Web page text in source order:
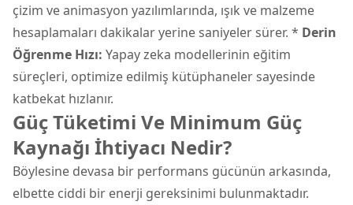
çizim ve animasyon yazılımlarında, ışık ve malzeme
hesaplamaları dakikalar yerine saniyeler sürer. * Derin
Öğrenme Hızı: Yapay zeka modellerinin eğitim
süreçleri, optimize edilmiş kütüphaneler sayesinde
katbekat hızlanır.
Güç Tüketimi Ve Minimum Güç
Kaynağı İhtiyacı Nedir?
Böylesine devasa bir performans gücünün arkasında,
elbette ciddi bir enerji gereksinimi bulunmaktadır.